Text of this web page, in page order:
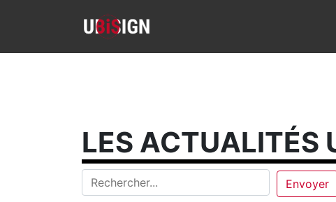
LES ACTUALITÉS